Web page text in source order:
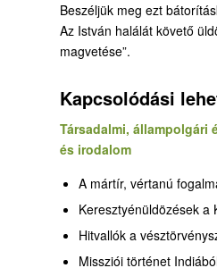
Beszéljük meg ezt
Az István halálát követő
magvetése”.
Kapcsolódási
Társadalmi, állampolgári
és irodalom
A mártír, vértanú
Keresztyénüldözések a
Hitvallók a
Missziói történet